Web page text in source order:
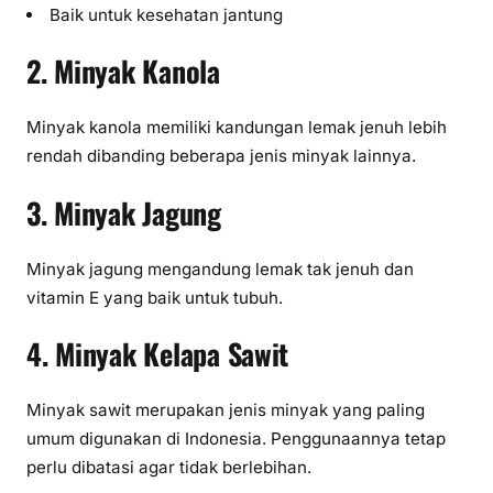
Baik untuk kesehatan jantung
2. Minyak Kanola
Minyak kanola memiliki kandungan lemak jenuh lebih
rendah dibanding beberapa jenis minyak lainnya.
3. Minyak Jagung
Minyak jagung mengandung lemak tak jenuh dan
vitamin E yang baik untuk tubuh.
4. Minyak Kelapa Sawit
Minyak sawit merupakan jenis minyak yang paling
umum digunakan di Indonesia. Penggunaannya tetap
perlu dibatasi agar tidak berlebihan.